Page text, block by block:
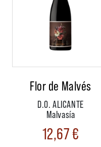
Flor de Malvés
D.O. ALICANTE
Malvasía
12,67€